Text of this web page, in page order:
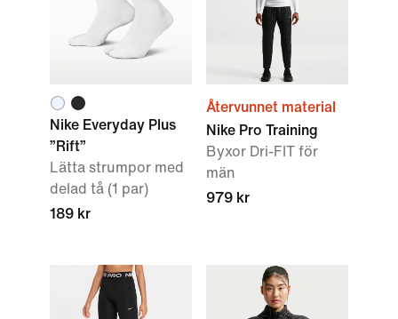
Nike Everyday Plus
”Rift”
Lätta strumpor med
delad tå (1 par)
189 kr
Återvunnet material
Nike Pro Training
Byxor Dri-FIT för
män
979 kr